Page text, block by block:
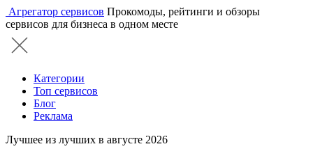
Агрегатор сервисов Прокомоды, рейтинги и обзоры
сервисов для бизнеса в одном месте
Категории
Топ сервисов
Блог
Реклама
Лучшее из лучших в августе 2026